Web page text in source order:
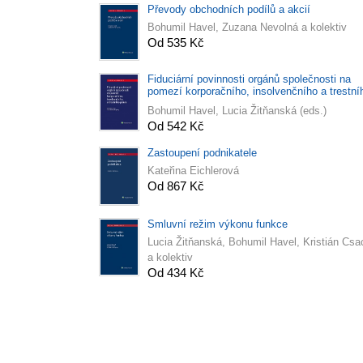
Převody obchodních podílů a akcií
Bohumil Havel, Zuzana Nevolná a kolektiv
Od 535 Kč
Fiduciární povinnosti orgánů společnosti na
pomezí korporačního, insolvenčního a
práva
Bohumil Havel, Lucia Žitňanská (eds.)
Od 542 Kč
Zastoupení podnikatele
Kateřina Eichlerová
Od 867 Kč
Smluvní režim výkonu funkce
Lucia Žitňanská, Bohumil Havel, Kristián
a kolektiv
Od 434 Kč